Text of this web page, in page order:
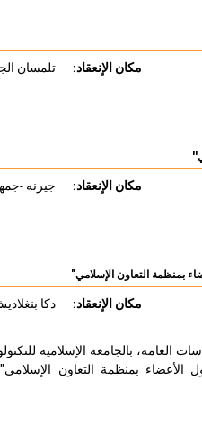
مكان الإنعقاد: تلمسان
مكان الإنعقاد: جيرنه -
بمنظمة التعاون الإسلامي"
مكان الإنعقاد: دكا
العامة، بالجامعة الإسلامية